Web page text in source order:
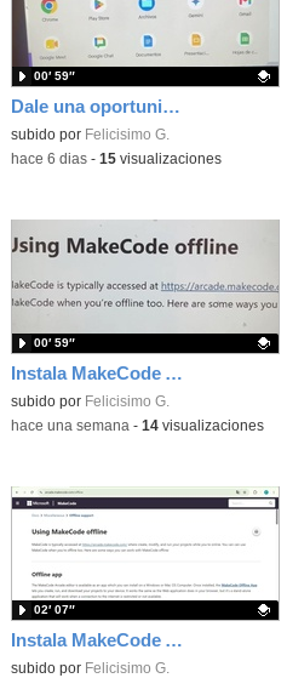
Dale una oportunidad a los Chromebooks y utiliza un proyector para realizar talleres si no tienes pantallas táctiles
Contenido educativo.
subido por Felicisimo G.
00′ 59″
-hace 6 dias- 15visualizaciones
Instala MakeCode Arcade para trabajar offline en tu tablet, ordenador, Chromebook
Contenido educativo.
subido por Felicisimo G.
00′ 59″
-hace una semana - 14visualizaciones
Instala MakeCode Arcade offline para programar grandes juegos sin necesidad de Internet
Contenido educativo.
subido por Felicisimo G.
02′ 07″